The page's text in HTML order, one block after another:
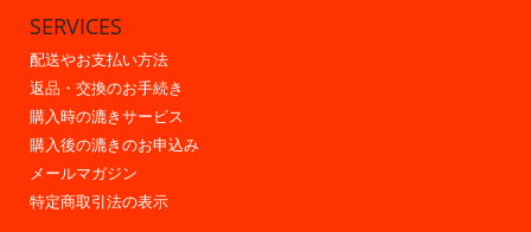
SERVICES
配送やお支払い方法
返品・交換のお手続き
購入時の漉きサービス
購入後の漉きのお申込み
メールマガジン
特定商取引法の表示